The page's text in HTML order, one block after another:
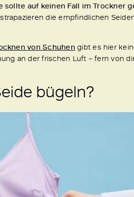
sollte auf keinen Fall im Trockner
die empfindlichen
von Schuhen gibt es hier
an der frischen Luft – fern von
bügeln?